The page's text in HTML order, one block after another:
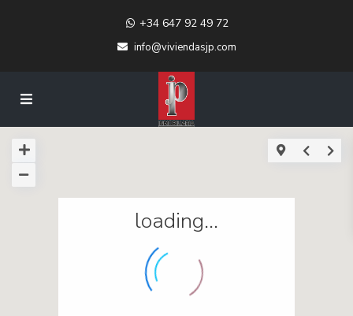
+34 647 92 49 72
info@viviendasjp.com
loading...